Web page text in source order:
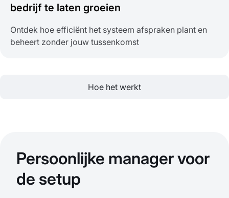
bedrijf te laten groeien
Ontdek hoe efficiënt het systeem afspraken plant en
beheert zonder jouw tussenkomst
Hoe het werkt
Persoonlijke manager voor
de setup